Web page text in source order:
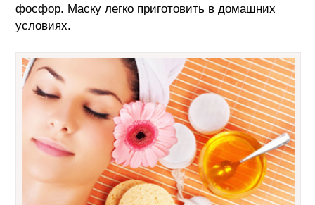
фосфор. Маску легко приготовить в домашних
условиях.